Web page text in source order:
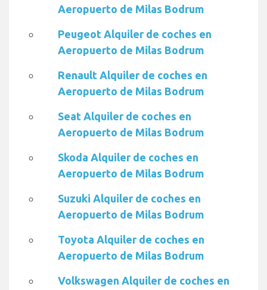
Aeropuerto de Milas Bodrum
Peugeot Alquiler de coches en
Aeropuerto de Milas Bodrum
Renault Alquiler de coches en
Aeropuerto de Milas Bodrum
Seat Alquiler de coches en
Aeropuerto de Milas Bodrum
Skoda Alquiler de coches en
Aeropuerto de Milas Bodrum
Suzuki Alquiler de coches en
Aeropuerto de Milas Bodrum
Toyota Alquiler de coches en
Aeropuerto de Milas Bodrum
Volkswagen Alquiler de coches en